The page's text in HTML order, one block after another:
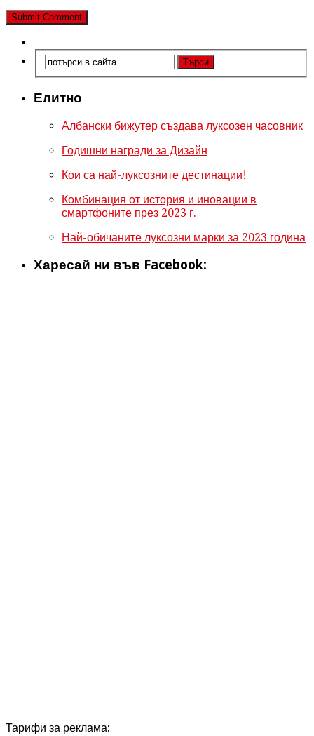
Елитно
Албански бижутер създава луксозен часовник
Годишни награди за Дизайн
Кои са най-луксозните дестинации!
Комбинация от история и иновации в
смартфоните през 2023 г.
Най-обичаните луксозни марки за 2023 година
Харесай ни във Facebook:
Тарифи за реклама: